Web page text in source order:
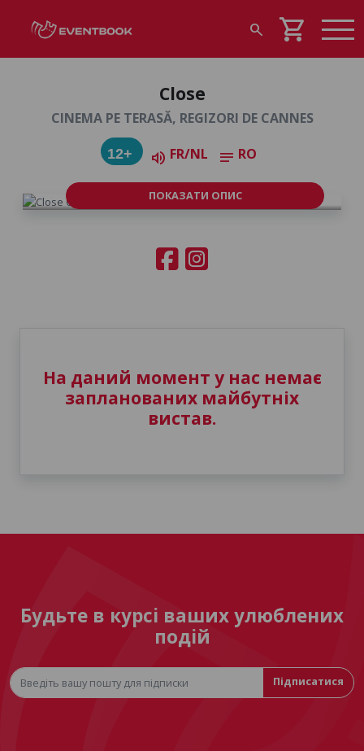
search shopping_cart
Close
CINEMA PE TERASĂ, REGIZORI DE CANNES
12+ volume_up FR/NL notes RO
ПОКАЗАТИ ОПИС
На даний момент у нас немає
запланованих майбутніх
вистав.
Будьте в курсі ваших улюблених
подій
Підписатися